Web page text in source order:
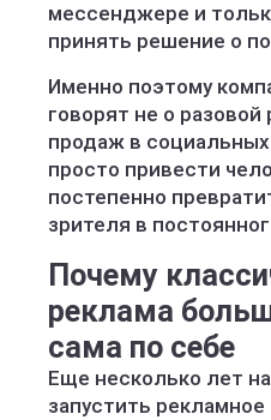
мессенджере и
принять решение о
Именно поэтому
говорят не о разовой
продаж в социальных
просто привести
постепенно
зрителя в
Почему
реклама
сама по себе
Еще несколько лет
запустить